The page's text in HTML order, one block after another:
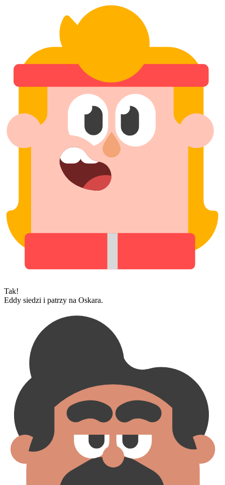
Tak!
Eddy siedzi i patrzy na Oskara.